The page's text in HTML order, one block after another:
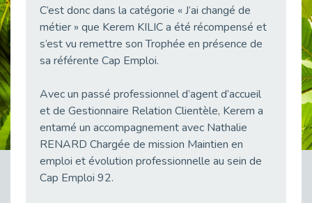
28 avril : Agir ensemble pour une culture de prévention au travail
Publié le 27/04/2026
Mobilisation pour l’alternance et le handicap
Publié le 24/04/2026
Handicap moteur et emploi : réussir ses recrutements vidéo
Publié le 23/04/2026
Témoignage : "Le maintien en emploi est un investissement, pas une contrainte."
Publié le 22/04/2026
L’équipe de Cap Emploi 92 s’agrandit : Bienvenue à Charmila, Khoudia et Fadila !
Publié le 20/04/2026
C’est donc dans la catégorie « J’ai changé de
métier » que Kerem KILIC a été récompensé et
s’est vu remettre son Trophée en présence de
sa référente Cap Emploi.
Avec un passé professionnel d’agent d’accueil
et de Gestionnaire Relation Clientèle, Kerem a
entamé un accompagnement avec Nathalie
RENARD Chargée de mission Maintien en
emploi et évolution professionnelle au sein de
Cap Emploi 92.